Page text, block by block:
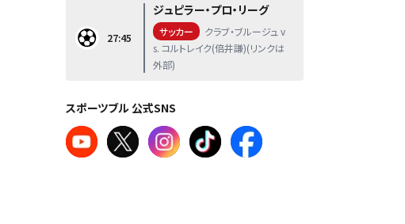
27:45
ジュピラー・プロ・リーグ
サッカー
クラブ・ブルージュ v
s. コルトレイク(倍井謙)(リンクは
外部)
スポーツブル 公式SNS